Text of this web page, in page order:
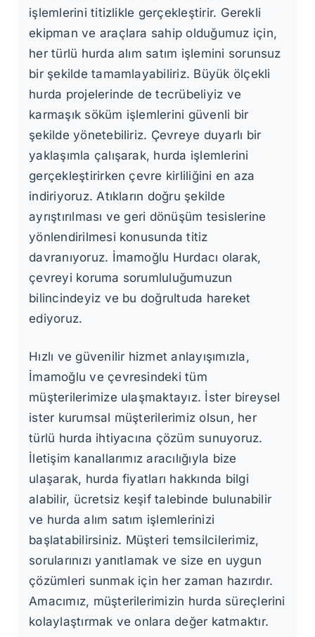
işlemlerini titizlikle gerçekleştirir. Gerekli
ekipman ve araçlara sahip olduğumuz için,
her türlü hurda alım satım işlemini sorunsuz
bir şekilde tamamlayabiliriz. Büyük ölçekli
hurda projelerinde de tecrübeliyiz ve
karmaşık söküm işlemlerini güvenli bir
şekilde yönetebiliriz. Çevreye duyarlı bir
yaklaşımla çalışarak, hurda işlemlerini
gerçekleştirirken çevre kirliliğini en aza
indiriyoruz. Atıkların doğru şekilde
ayrıştırılması ve geri dönüşüm tesislerine
yönlendirilmesi konusunda titiz
davranıyoruz. İmamoğlu Hurdacı olarak,
çevreyi koruma sorumluluğumuzun
bilincindeyiz ve bu doğrultuda hareket
ediyoruz.
Hızlı ve güvenilir hizmet anlayışımızla,
İmamoğlu ve çevresindeki tüm
müşterilerimize ulaşmaktayız. İster bireysel
ister kurumsal müşterilerimiz olsun, her
türlü hurda ihtiyacına çözüm sunuyoruz.
İletişim kanallarımız aracılığıyla bize
ulaşarak, hurda fiyatları hakkında bilgi
alabilir, ücretsiz keşif talebinde bulunabilir
ve hurda alım satım işlemlerinizi
başlatabilirsiniz. Müşteri temsilcilerimiz,
sorularınızı yanıtlamak ve size en uygun
çözümleri sunmak için her zaman hazırdır.
Amacımız, müşterilerimizin hurda süreçlerini
kolaylaştırmak ve onlara değer katmaktır.